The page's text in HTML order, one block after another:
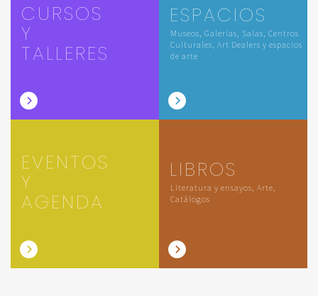
CURSOS
Y
TALLERES
ESPACIOS
Museos, Galerías, Salas, Centros
Culturales, Art Dealers y espacios
de arte
EVENTOS
Y
AGENDA
LIBROS
Literatura y ensayos, Arte,
Catálogos